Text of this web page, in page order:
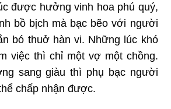
được hưởng vinh hoa phú quý,
bồ bịch mà bạc bẽo với người
bó thuở hàn vi. Những lúc khó
việc thì chỉ một vợ một chồng.
sang giàu thì phụ bạc người
chấp nhận được.